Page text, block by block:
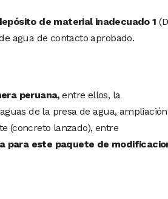
de material inadecuado 1
agua de contacto aprobado.
peruana,entre ellos, la
de la presa de agua,
(concreto lanzado), entre
para este paquete de